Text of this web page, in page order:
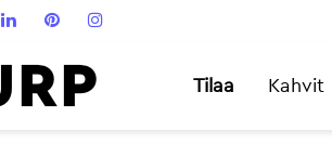
Tilaa Kahvit